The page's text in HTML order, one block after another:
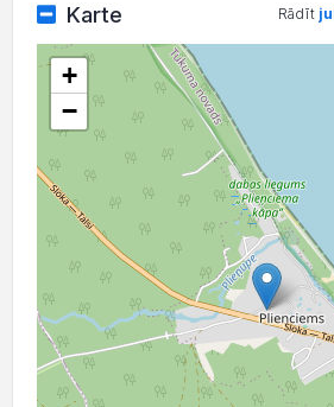
Karte Rādīt
+
−